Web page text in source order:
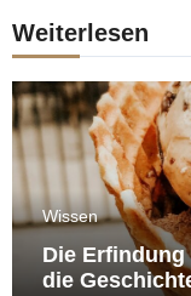
Weiterlesen
Wissen
Die Erfindung
die